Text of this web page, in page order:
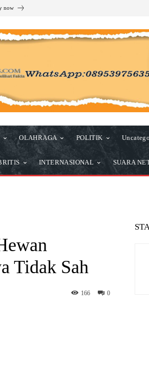
now
OLAHRAGA POLITIK
INTERNASIONAL SUARA
Tidak Sah
0
166